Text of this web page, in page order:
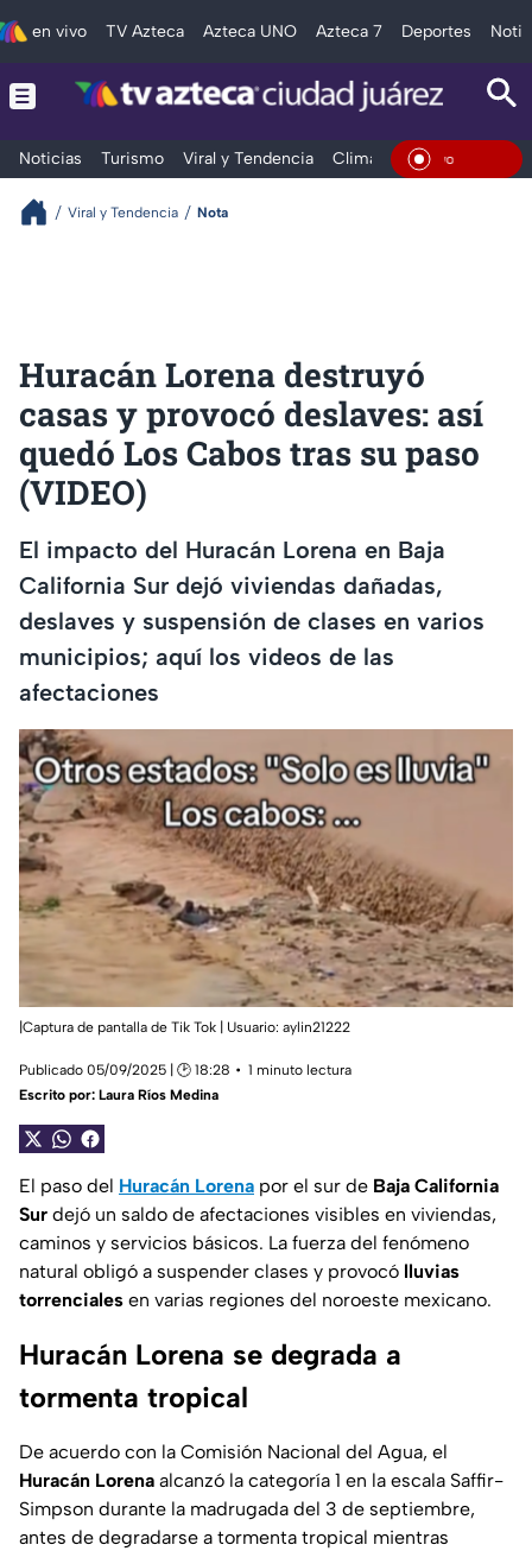
en vivo TV Azteca Azteca UNO Azteca 7 Deportes
Noticias Turismo Viral y Tendencia Clima Deportes En Vivo
Viral y Tendencia Nota
Huracán Lorena destruyó
casas y provocó deslaves: así
quedó Los Cabos tras su paso
(VIDEO)
El impacto del Huracán Lorena en Baja
California Sur dejó viviendas dañadas,
deslaves y suspensión de clases en varios
municipios; aquí los videos de las
afectaciones
|Captura de pantalla de Tik Tok | Usuario: aylin21222
Publicado 05/09/2025 | 🕑 18:28
1 minuto lectura
Escrito por: Laura Ríos Medina
El paso del Huracán Lorena por el sur de Baja California
Sur dejó un saldo de afectaciones visibles en viviendas,
caminos y servicios básicos. La fuerza del fenómeno
natural obligó a suspender clases y provocó lluvias
torrenciales en varias regiones del noroeste mexicano.
Huracán Lorena se degrada a
tormenta tropical
De acuerdo con la Comisión Nacional del Agua, el
Huracán Lorena alcanzó la categoría 1 en la escala Saffir-
Simpson durante la madrugada del 3 de septiembre,
antes de degradarse a tormenta tropical mientras